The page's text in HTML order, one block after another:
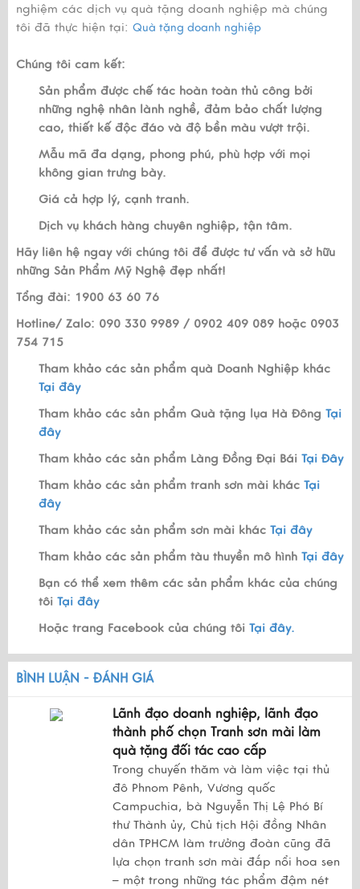
nghiệm các dịch vụ quà tặng doanh nghiệp mà chúng
tôi đã thực hiện tại: Quà tặng doanh nghiệp
Chúng tôi cam kết:
Sản phẩm được chế tác hoàn toàn thủ công bởi
những nghệ nhân lành nghề, đảm bảo chất lượng
cao, thiết kế độc đáo và độ bền màu vượt trội.
Mẫu mã đa dạng, phong phú, phù hợp với mọi
không gian trưng bày.
Giá cả hợp lý, cạnh tranh.
Dịch vụ khách hàng chuyên nghiệp, tận tâm.
Hãy liên hệ ngay với chúng tôi để được tư vấn và sở hữu
những Sản Phẩm Mỹ Nghệ đẹp nhất!
Tổng đài: 1900 63 60 76
Hotline/ Zalo: 090 330 9989 / 0902 409 089 hoặc 0903
754 715
Tham khảo các sản phẩm quà Doanh Nghiệp khác
Tại đây
Tham khảo các sản phẩm Quà tặng lụa Hà Đông Tại
đây
Tham khảo các sản phẩm Làng Đồng Đại Bái Tại Đây
Tham khảo các sản phẩm tranh sơn mài khác Tại
đây
Tham khảo các sản phẩm sơn mài khác Tại đây
Tham khảo các sản phẩm tàu thuyền mô hình Tại đây
Bạn có thể xem thêm các sản phẩm khác của chúng
tôi Tại đây
Hoặc trang Facebook của chúng tôi Tại đây.
BÌNH LUẬN - ĐÁNH GIÁ
Lãnh đạo doanh nghiệp, lãnh đạo
thành phố chọn Tranh sơn mài làm
quà tặng đối tác cao cấp
Trong chuyến thăm và làm việc tại thủ
đô Phnom Pênh, Vương quốc
Campuchia, bà Nguyễn Thị Lệ Phó Bí
thư Thành ủy, Chủ tịch Hội đồng Nhân
dân TPHCM làm trưởng đoàn cũng đã
lựa chọn tranh sơn mài đắp nổi hoa sen
– một trong những tác phẩm đậm nét